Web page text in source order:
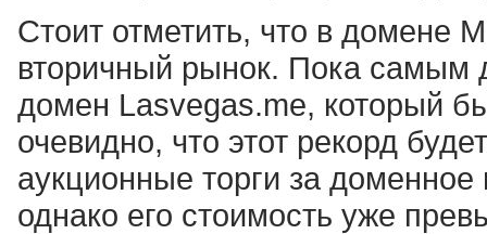
Стоит отметить, что в домене
вторичный рынок. Пока самым
домен Lasvegas.me, который
очевидно, что этот рекорд
аукционные торги за
однако его стоимость уже